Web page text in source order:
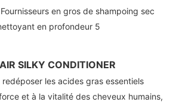
SILKY CONDITIONER
les acides gras essentiels
et à la vitalité des cheveux humains,